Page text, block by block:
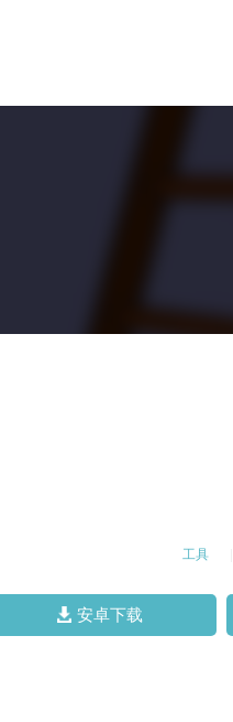
工具
安卓下载